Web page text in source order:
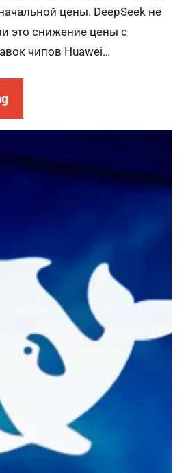
цены. DeepSeek не
это снижение цены с
чипов Huawei…